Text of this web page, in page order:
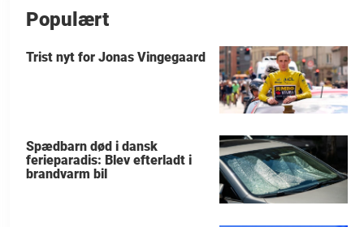
Populært
Trist nyt for Jonas Vingegaard
Spædbarn død i dansk
ferieparadis: Blev efterladt i
brandvarm bil